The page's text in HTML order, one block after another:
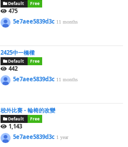
Default Free
475
5e7aee5839d3c 11 months
2425中一橋樑
Default Free
442
5e7aee5839d3c 11 months
校外比賽 - 輪椅的改變
Default Free
1,143
5e7aee5839d3c 1 year